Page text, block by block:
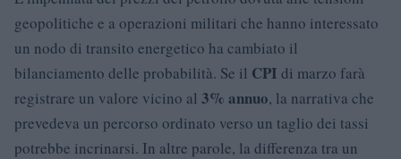
geopolitiche e a operazioni militari che hanno interessato
un nodo di transito energetico ha cambiato il
bilanciamento delle probabilità. Se il CPI di marzo farà
registrare un valore vicino al 3% annuo, la narrativa che
prevedeva un percorso ordinato verso un taglio dei tassi
potrebbe incrinarsi. In altre parole, la differenza tra un